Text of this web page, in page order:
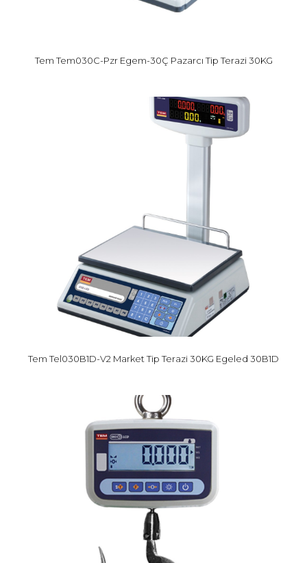
Tem Tem030C-Pzr Egem-30Ç Pazarcı Tip Terazi 30KG
Tem Tel030B1D-V2 Market Tip Terazi 30KG Egeled 30B1D